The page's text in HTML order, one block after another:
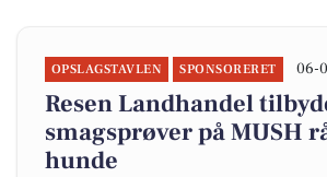
OPSLAGSTAVLEN SPONSORERET 06-
Resen Landhandel
smagsprøver på MUSH
hunde